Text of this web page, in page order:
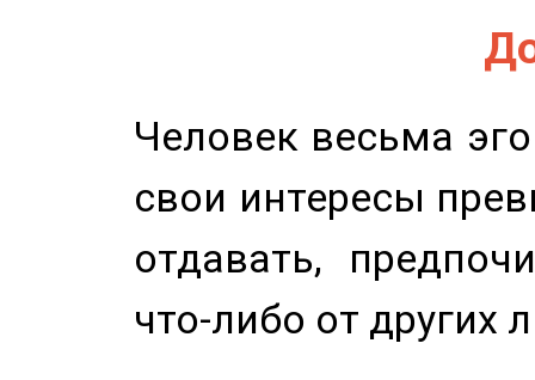
Человек весьма
свои интересы
отдавать,
что-либо от других